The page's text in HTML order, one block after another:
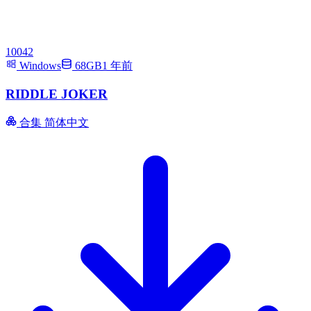
10042
Windows
68GB1 年前
RIDDLE JOKER
合集 简体中文